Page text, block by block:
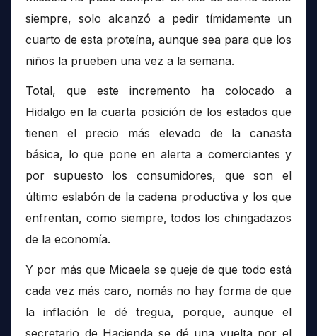
siempre, solo alcanzó a pedir tímidamente un
cuarto de esta proteína, aunque sea para que los
niños la prueben una vez a la semana.
Total, que este incremento ha colocado a
Hidalgo en la cuarta posición de los estados que
tienen el precio más elevado de la canasta
básica, lo que pone en alerta a comerciantes y
por supuesto los consumidores, que son el
último eslabón de la cadena productiva y los que
enfrentan, como siempre, todos los chingadazos
de la economía.
Y por más que Micaela se queje de que todo está
cada vez más caro, nomás no hay forma de que
la inflación le dé tregua, porque, aunque el